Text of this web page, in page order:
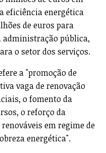
eficiência energética
de euros para
administração pública,
o setor dos serviços.
a "promoção de
vaga de renovação
o fomento da
o reforço da
em regime de
energética".